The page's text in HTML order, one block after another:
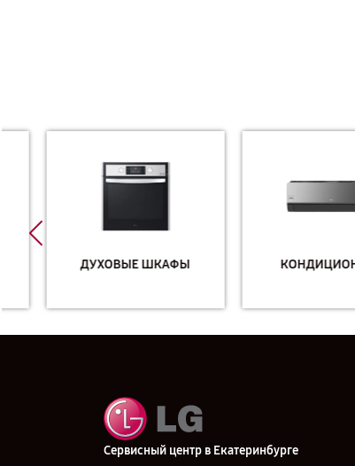
ДУХОВЫЕ ШКАФЫ КОНДИЦИОНЕРЫ
Сервисный центр в Екатеринбурге